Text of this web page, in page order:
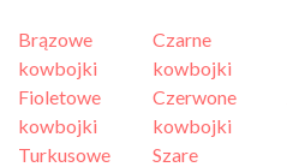
Brązowe
kowbojki
Czarne
kowbojki
Fioletowe
kowbojki
Czerwone
kowbojki
Turkusowe
Szare